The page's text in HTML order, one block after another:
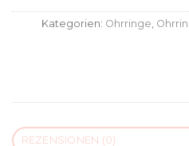
Kategorien: Ohrringe,
REZENSIONEN (0)